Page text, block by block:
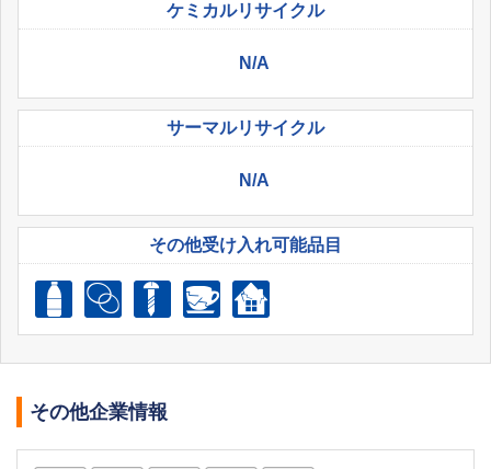
ケミカルリサイクル
N/A
サーマルリサイクル
N/A
その他受け入れ可能品目
その他企業情報